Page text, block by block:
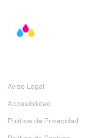
Aviso Legal
Accesibilidad
Política de Privacidad